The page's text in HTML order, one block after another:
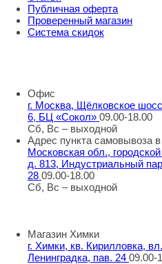
Публичная оферта
Проверенный магазин
Система скидок
Офис
г. Москва, Щёлковское
6, БЦ «Сокол» 09.00-18.00
Сб, Вс – выходной
Адрес пункта самовывоза
Московская обл.,
д. 813, Индустриальный
28 09.00-18.00
Сб, Вс – выходной
Магазин Химки
г. Химки, кв. Кирилловка,
Ленинградка, пав. 24 09.00-